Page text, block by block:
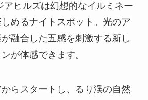
アヒルズは幻想的なイルミネー
めるナイトスポット。光のア
融合した五感を刺激する新し
が体感できます。
らスタートし、るり渓の自然